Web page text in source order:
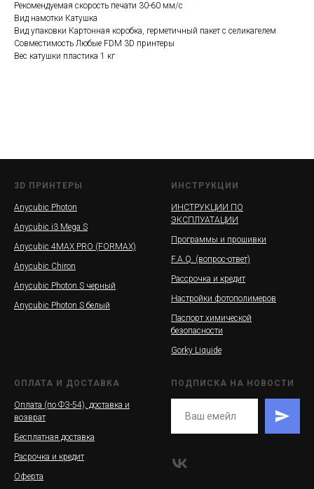
Рекомендуемая скорость печати 30-60 мм/с
Вид намотки Катушка
Вид упаковки Картонная коробка, герметичный пакет с селикагелем
Совместимость Любые FDM 3D принтеры
Вес катушки пластика 1 кг
3D ПРИНТЕРЫ
Anycubic Photon
Anycubic i3 Mega S
Anycubic 4MAX PRO (FORMAX)
Anycubic Chiron
Anycubic Photon S черный
Anycubic Photon S белый
ИНСТРУКЦИИ
ИНСТРУКЦИИ ПО
ЭКСПЛУАТАЦИИ
Программы и прошивки
F.A.Q. (вопрос-ответ)
Рассрочка и кредит
Настройки фотополимеров
Паспорт химической
безопасности
Gorky Liquide
ОПЛАТА И ДОСТАВКА
Оплата (по ФЗ-54), доставка и
возврат
Бесплатная доставка
Расрочка и кредит
Оферта
ПОДПИСКА НА НОВОСТИ